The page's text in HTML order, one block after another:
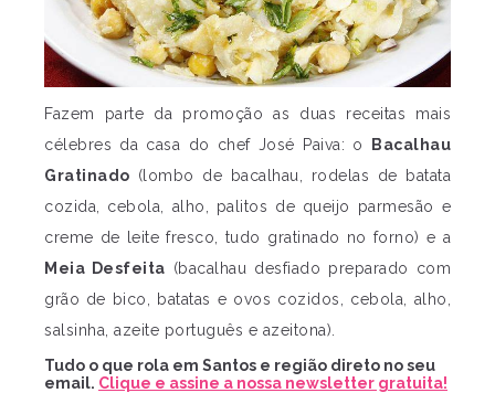
Fazem parte da promoção as duas receitas mais
célebres da casa do chef José Paiva: o
Bacalhau
Gratinado (lombo de bacalhau, rodelas de batata
cozida, cebola, alho, palitos de queijo parmesão e
creme de leite fresco, tudo gratinado no forno) e a
Meia Desfeita (bacalhau desfiado preparado com
grão de bico, batatas e ovos cozidos, cebola, alho,
salsinha, azeite português e azeitona).
Tudo o que rola em Santos e região direto no seu
email. Clique e assine a nossa newsletter gratuita!